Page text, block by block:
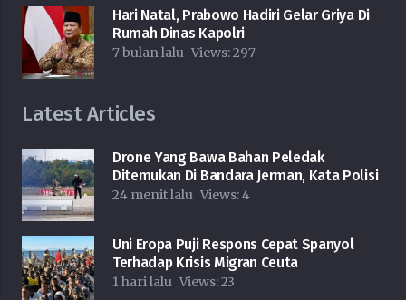
Hari Natal, Prabowo Hadiri Gelar Griya Di
Rumah Dinas Kapolri
7 bulan lalu Views:297
Latest Articles
Drone Yang Bawa Bahan Peledak
Ditemukan Di Bandara Jerman, Kata Polisi
24 menit lalu Views:4
Uni Eropa Puji Respons Cepat Spanyol
Terhadap Krisis Migran Ceuta
1 hari lalu Views:23